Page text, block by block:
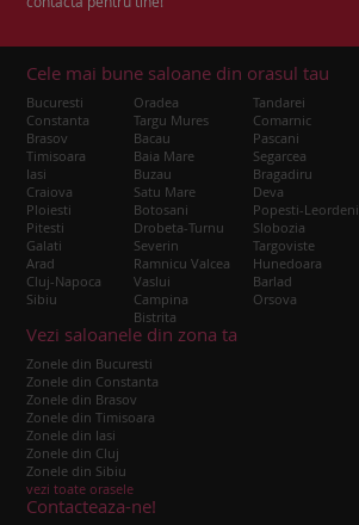
Cele mai bune saloane din orasul tau
Bucuresti
Constanta
Brasov
Timisoara
Iasi
Craiova
Ploiesti
Pitesti
Galati
Arad
Cluj-Napoca
Sibiu
Oradea
Targu Mures
Bacau
Baia Mare
Buzau
Satu Mare
Botosani
Drobeta-Turnu
Severin
Ramnicu Valcea
Vaslui
Campina
Bistrita
Tandarei
Comarnic
Pascani
Segarcea
Bragadiru
Deva
Popesti-Leordeni
Slobozia
Targoviste
Hunedoara
Barlad
Orsova
Vezi saloanele din zona ta
Zonele din Bucuresti
Zonele din Constanta
Zonele din Brasov
Zonele din Timisoara
Zonele din Iasi
Zonele din Cluj
Zonele din Sibiu
vezi toate orasele
Contacteaza-ne!